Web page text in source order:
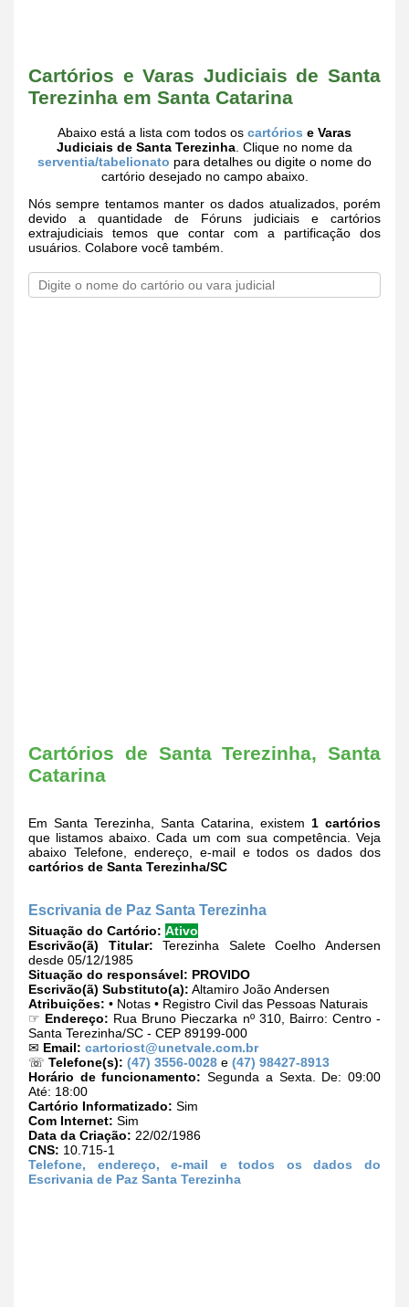
Cartórios e Varas Judiciais de Santa
Terezinha em Santa Catarina
Abaixo está a lista com todos os cartórios e Varas
Judiciais de Santa Terezinha . Clique no nome da
serventia/tabelionato para detalhes ou digite o nome do
cartório desejado no campo abaixo.
Nós sempre tentamos manter os dados atualizados, porém
devido a quantidade de Fóruns judiciais e cartórios
extrajudiciais temos que contar com a partificação dos
usuários. Colabore você também.
Cartórios de Santa Terezinha, Santa
Catarina
Em Santa Terezinha, Santa Catarina, existem 1 cartórios
que listamos abaixo. Cada um com sua competência. Veja
abaixo Telefone, endereço, e-mail e todos os dados dos
cartórios de Santa Terezinha/SC
Escrivania de Paz Santa Terezinha
Situação do Cartório: Ativo
Escrivão(ã) Titular: Terezinha Salete Coelho Andersen
desde 05/12/1985
Situação do responsável: PROVIDO
Escrivão(ã) Substituto(a): Altamiro João Andersen
Atribuições: • Notas • Registro Civil das Pessoas Naturais
☞ Endereço: Rua Bruno Pieczarka nº 310, Bairro: Centro -
Santa Terezinha/SC - CEP 89199-000
✉ Email: cartoriost@unetvale.com.br
☏ Telefone(s): (47) 3556-0028 e (47) 98427-8913
Horário de funcionamento: Segunda a Sexta. De: 09:00
Até: 18:00
Cartório Informatizado: Sim
Com Internet: Sim
Data da Criação: 22/02/1986
CNS: 10.715-1
Telefone, endereço, e-mail e todos os dados do
Escrivania de Paz Santa Terezinha